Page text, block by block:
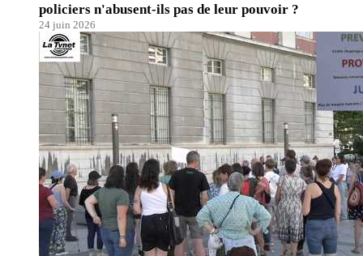
policiers n'abusent-ils pas de leur pouvoir ?
24 juin 2026